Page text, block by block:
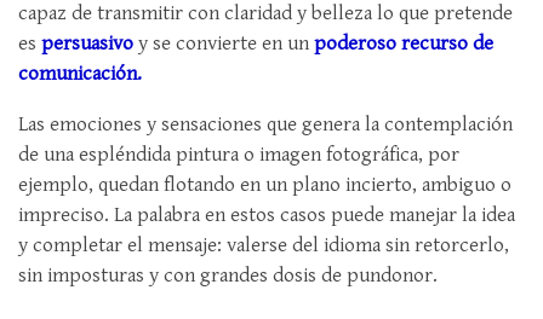
capaz de transmitir con claridad y belleza lo que pretende
es persuasivo y se convierte en un poderoso recurso de
comunicación.
Las emociones y sensaciones que genera la contemplación
de una espléndida pintura o imagen fotográfica, por
ejemplo, quedan flotando en un plano incierto, ambiguo o
impreciso. La palabra en estos casos puede manejar la idea
y completar el mensaje: valerse del idioma sin retorcerlo,
sin imposturas y con grandes dosis de pundonor.